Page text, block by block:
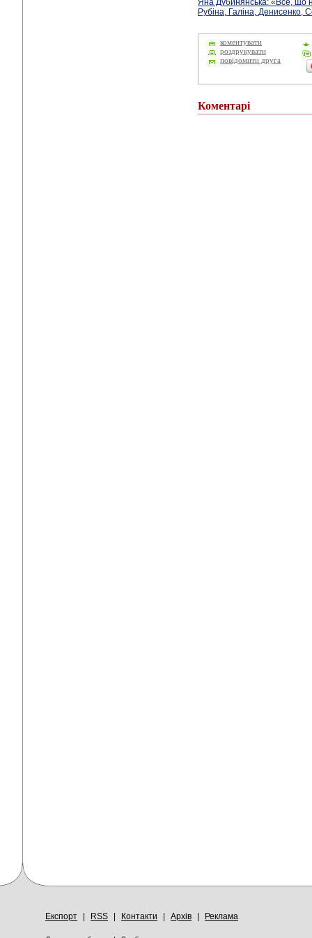
Яна Дубинянська: «Все, що
Рубіна, Галіна, Денисенко,
коментувати
роздрукувати
повідомити друга
Коментарі
Експорт RSS Контакти Архів Реклама